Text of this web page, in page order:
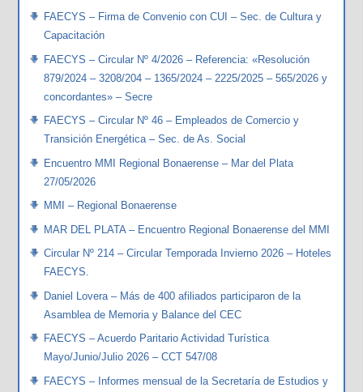
FAECYS – Firma de Convenio con CUI – Sec. de Cultura y
Capacitación
FAECYS – Circular Nº 4/2026 – Referencia: «Resolución
879/2024 – 3208/204 – 1365/2024 – 2225/2025 – 565/2026 y
concordantes» – Secre
FAECYS – Circular Nº 46 – Empleados de Comercio y
Transición Energética – Sec. de As. Social
Encuentro MMI Regional Bonaerense – Mar del Plata
27/05/2026
MMI – Regional Bonaerense
MAR DEL PLATA – Encuentro Regional Bonaerense del MMI
Circular Nº 214 – Circular Temporada Invierno 2026 – Hoteles
FAECYS.
Daniel Lovera – Más de 400 afiliados participaron de la
Asamblea de Memoria y Balance del CEC
FAECYS – Acuerdo Paritario Actividad Turística
Mayo/Junio/Julio 2026 – CCT 547/08
FAECYS – Informes mensual de la Secretaría de Estudios y